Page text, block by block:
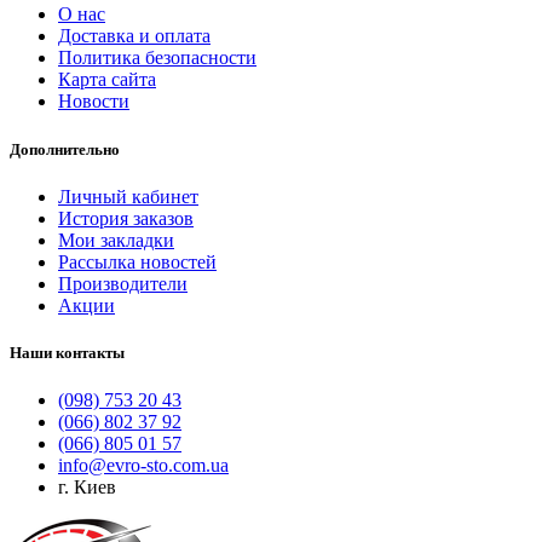
О нас
Доставка и оплата
Политика безопасности
Карта сайта
Новости
Дополнительно
Личный кабинет
История заказов
Мои закладки
Рассылка новостей
Производители
Акции
Наши контакты
(098) 753 20 43
(066) 802 37 92
(066) 805 01 57
info@evro-sto.com.ua
г. Киев